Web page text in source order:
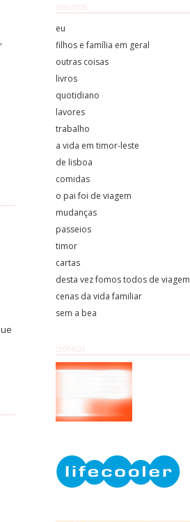
assuntos
eu
filhos e família em geral
outras coisas
livros
quotidiano
lavores
trabalho
a vida em timor-leste
de lisboa
comidas
o pai foi de viagem
mudanças
passeios
timor
cartas
desta vez fomos todos de viagem
cenas da vida familiar
sem a bea
crónicas